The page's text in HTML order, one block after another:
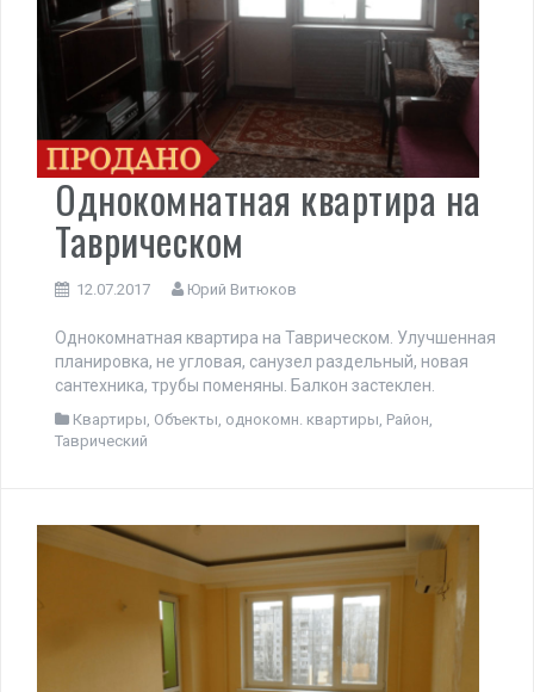
Однокомнатная квартира на
Таврическом
12.07.2017 Юрий Витюков
Однокомнатная квартира на Таврическом. Улучшенная
планировка, не угловая, санузел раздельный, новая
сантехника, трубы поменяны. Балкон застеклен.
Квартиры Объекты однокомн. квартиры Район
Таврический